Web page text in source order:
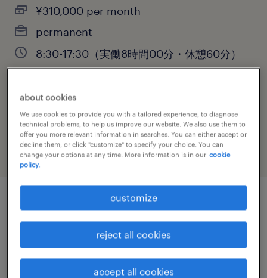
¥310,000 per month
permanent
8:30-17:30（実働8時間00分・休憩60分）
job category
engineering
job details
職種
設備管理・マシンメンテナンス、マシンオペレー
about cookies
We use cookies to provide you with a tailored experience, to diagnose
technical problems, to help us improve our website. We also use them to
offer you more relevant information in searches. You can either accept or
decline them, or click "customize" to specify your choice. You can
change your options at any time. More information is in our cookie
policy.
customize
reject all cookies
accept all cookies